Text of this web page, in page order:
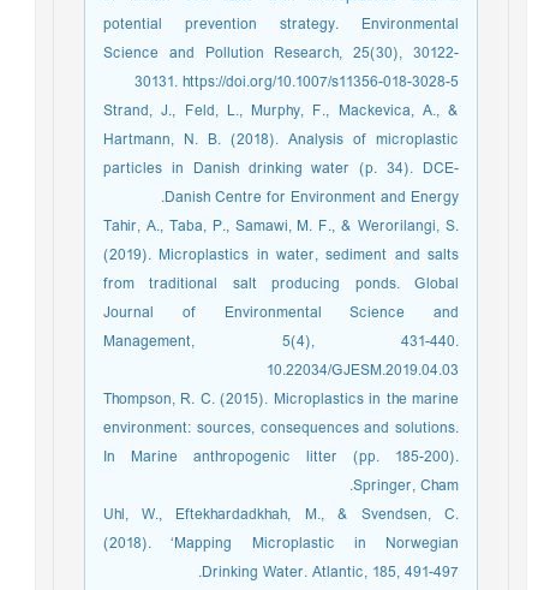
potential prevention strategy. Environmental
Science and Pollution Research, 25(30), 30122-
30131. https://doi.org/10.1007/s11356-018-3028-5
Strand, J., Feld, L., Murphy, F., Mackevica, A., &
Hartmann, N. B. (2018). Analysis of microplastic
particles in Danish drinking water (p. 34). DCE-
Danish Centre for Environment and Energy.
Tahir, A., Taba, P., Samawi, M. F., & Werorilangi, S.
(2019). Microplastics in water, sediment and salts
from traditional salt producing ponds. Global
Journal of Environmental Science and
Management, 5(4), 431-440.
10.22034/GJESM.2019.04.03
Thompson, R. C. (2015). Microplastics in the marine
environment: sources, consequences and solutions.
In Marine anthropogenic litter (pp. 185-200).
Springer, Cham.
Uhl, W., Eftekhardadkhah, M., & Svendsen, C.
(2018). ‘Mapping Microplastic in Norwegian
Drinking Water. Atlantic, 185, 491-497.